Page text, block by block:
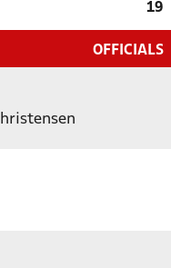
19
OFFICIALS